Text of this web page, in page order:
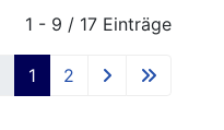
1 - 9 / 17 Einträge
1 2